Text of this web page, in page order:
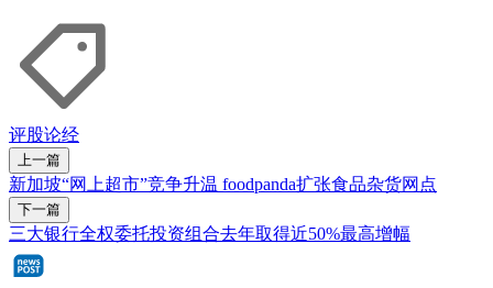
评股论经
上一篇
新加坡“网上超市”竞争升温 foodpanda扩张食品杂货网点
下一篇
三大银行全权委托投资组合去年取得近50%最高增幅